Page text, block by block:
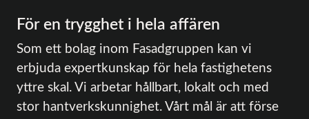
För en trygghet i hela affären
Som ett bolag inom Fasadgruppen kan vi
erbjuda expertkunskap för hela fastighetens
yttre skal. Vi arbetar hållbart, lokalt och med
stor hantverkskunnighet. Vårt mål är att förse